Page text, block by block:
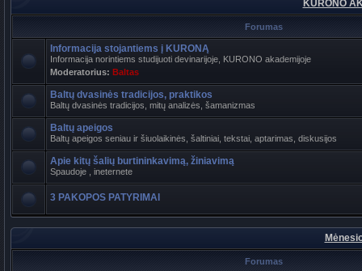
KURONO
Forumas
Informacija stojantiems į KURONĄ
Informacija norintiems studijuoti devinarijoje, KURONO akademijoje
Moderatorius: Baltas
Baltų dvasinės tradicijos, praktikos
Baltų dvasinės tradicijos, mitų analizės, šamanizmas
Baltų apeigos
Baltų apeigos seniau ir šiuolaikinės, šaltiniai, tekstai, aptarimas, diskusijos
Apie kitų šalių burtininkavimą, žiniavimą
Spaudoje , ineternete
3 PAKOPOS PATYRIMAI
Forumas